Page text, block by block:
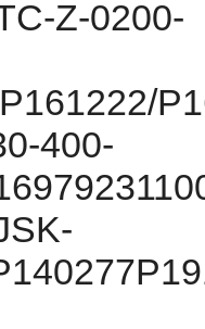
Z-0200-
400-